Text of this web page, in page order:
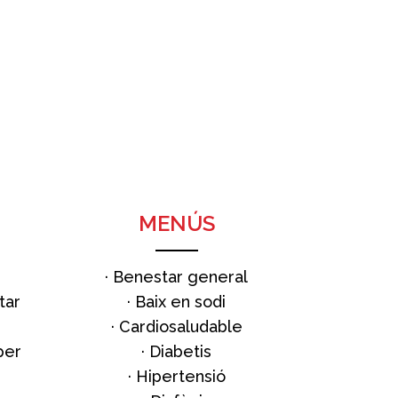
MENÚS
· Benestar general
· Baix en sodi
· Cardiosaludable
· Diabetis
· Hipertensió